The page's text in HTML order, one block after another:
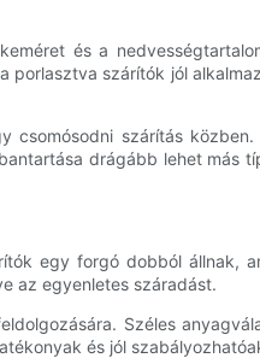
és a
szárítók jól
csomósodni szárítás
drágább lehet más
egy forgó dobból állnak,
az egyenletes száradást.
Széles
és jól